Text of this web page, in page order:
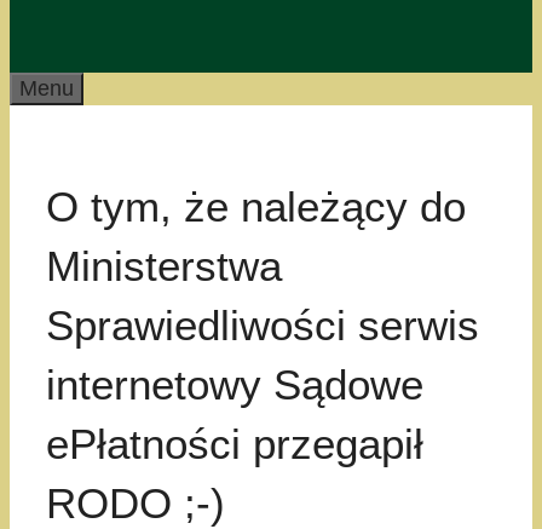
Menu
O tym, że należący do
Ministerstwa
Sprawiedliwości serwis
internetowy Sądowe
ePłatności przegapił
RODO ;-)